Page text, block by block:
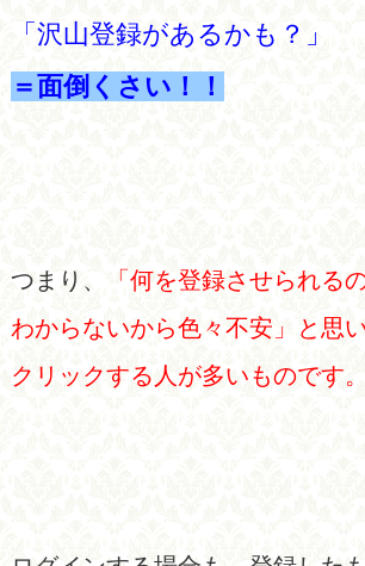
「沢山登録があるかも？」
＝面倒くさい！！
つまり、
「何を登録させられる
わからないから色々不安」と思
クリックする人が多いものです。